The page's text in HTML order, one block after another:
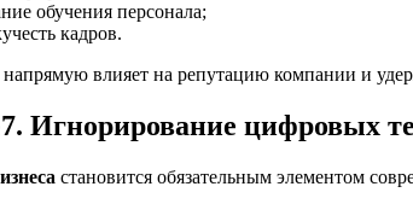
обучения персонала;
кадров.
напрямую влияет на репутацию компании и
Игнорирование цифровых
становится обязательным элементом